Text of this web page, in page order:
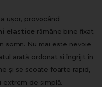
ușor, provocând
elastice rămâne bine fixat
somn. Nu mai este nevoie
arată ordonat și îngrijit în
și se scoate foarte rapid,
extrem de simplă.